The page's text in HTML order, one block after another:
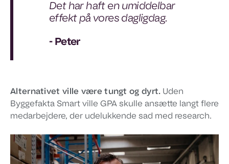
Det har haft en umiddelbar
effekt på vores dagligdag.
- Peter
Alternativet ville være tungt og dyrt. Uden
Byggefakta Smart ville GPA skulle ansætte langt flere
medarbejdere, der udelukkende sad med research.